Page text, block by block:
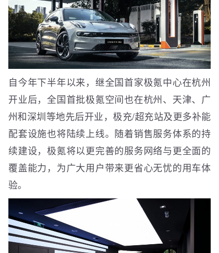
自今年下半年以来，继全国首家极氪中心在杭州
开业后，全国首批极氪空间也在杭州、天津、广
州和深圳等地先后开业，极充/超充站及更多补能
配套设施也将陆续上线。随着销售服务体系的持
续建设，极氪将以更完善的服务网络与更全面的
覆盖能力，为广大用户带来更省心无忧的用车体
验。